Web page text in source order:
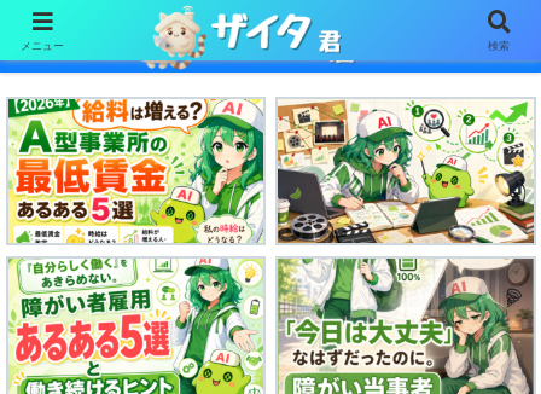
メニュー 検索